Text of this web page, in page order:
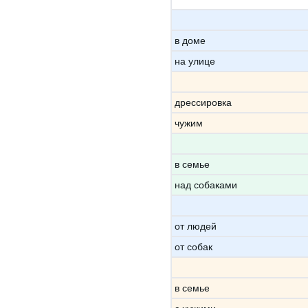
в доме
на улице
дрессировка
чужим
в семье
над собаками
от людей
от собак
в семье